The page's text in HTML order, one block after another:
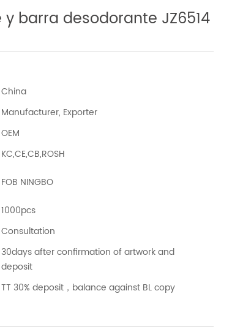
barra desodorante JZ6514
China
Manufacturer, Exporter
OEM
KC,CE,CB,ROSH
FOB NINGBO
1000pcs
Consultation
30days after confirmation of artwork and
deposit
TT 30% deposit，balance against BL copy